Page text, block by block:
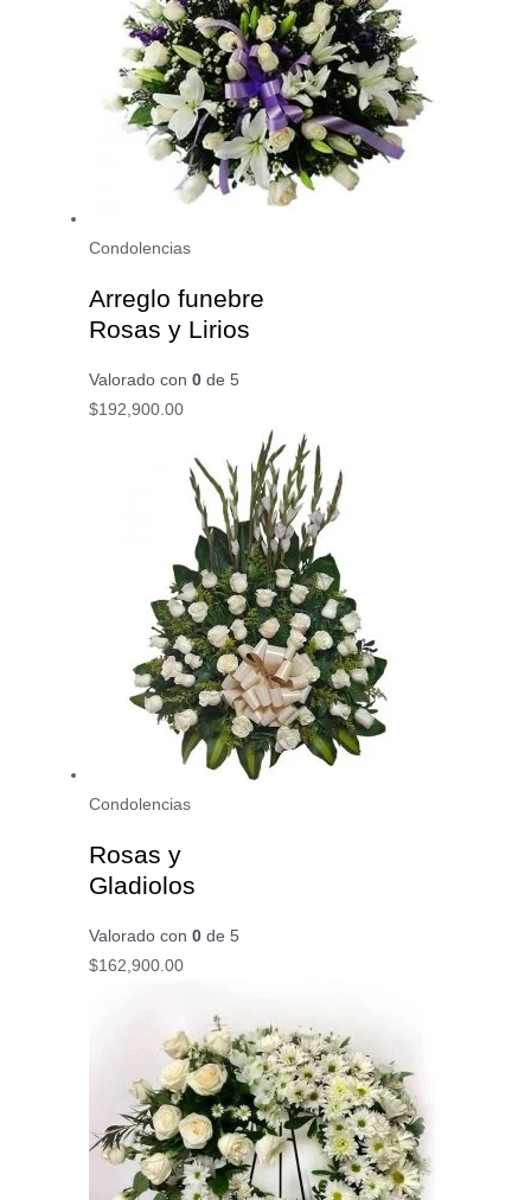
Condolencias
Arreglo funebre
Rosas y Lirios
Valorado con 0de 5
$192,900.00
Condolencias
Rosas y
Gladiolos
Valorado con 0de 5
$162,900.00